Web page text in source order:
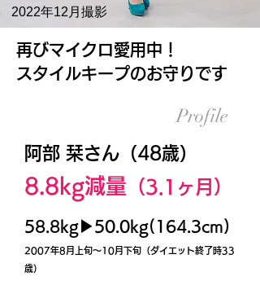
2022年12月撮影
再びマイクロ愛用中！
スタイルキープのお守りです
Profile
阿部 栞さん（48歳）
8.8kg減量 （3.1 ヶ月）
58.8kg▶50.0kg(164.3cm)
2007年8月上旬～10月下旬（ダイエット終了時33
歳）